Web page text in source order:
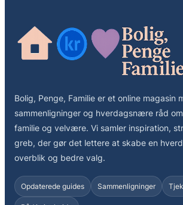
Bolig, Penge, Familie er et online magasin
sammenligninger og hverdagsnære råd
familie og velvære. Vi samler inspiration,
greb, der gør det lettere at skabe en
overblik og bedre valg.
Opdaterede guides Sammenligninger